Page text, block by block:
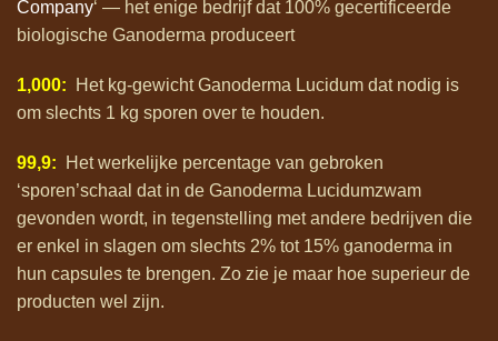
Company‘ — het enige bedrijf dat 100% gecertificeerde
biologische Ganoderma produceert
1,000:
Het kg-gewicht Ganoderma Lucidum dat nodig is
om slechts 1 kg sporen over te houden.
99,9:
Het werkelijke percentage van gebroken
‘sporen’schaal dat in de Ganoderma Lucidumzwam
gevonden wordt, in tegenstelling met andere bedrijven die
er enkel in slagen om slechts 2% tot 15% ganoderma in
hun capsules te brengen. Zo zie je maar hoe superieur de
producten wel zijn.